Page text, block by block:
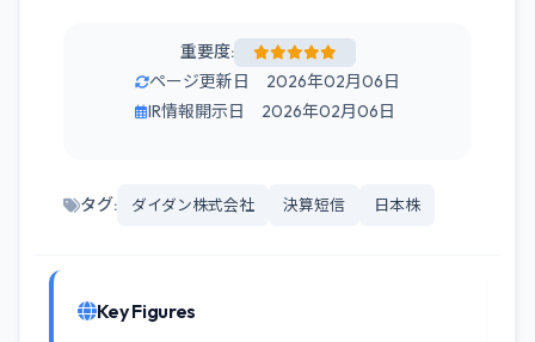
重要度:
ページ更新日 2026年02月06日
IR情報開示日 2026年02月06日
タグ: ダイダン株式会社 決算短信 日本株
Key Figures